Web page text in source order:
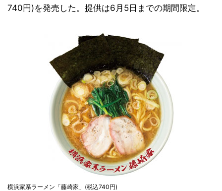
740円)を発売した。提供は6月5日までの期間限定。
横浜家系ラーメン「藤崎家」(税込740円)